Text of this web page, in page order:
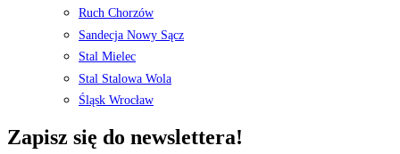
Ruch Chorzów
Sandecja Nowy Sącz
Stal Mielec
Stal Stalowa Wola
Śląsk Wrocław
Zapisz się do newslettera!